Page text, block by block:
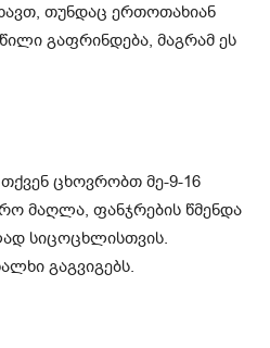
თუნდაც ერთოთახიან
გაფრინდება, მაგრამ ეს
ცხოვრობთ მე-9-16
მაღლა, ფანჯრების წმენდა
სიცოცხლისთვის.
გაგვიგებს.